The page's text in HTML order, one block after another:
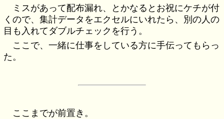
ミスがあって配布漏れ、とかなるとお祝にケチが付
くので、集計データをエクセルにいれたら、別の人の
目も入れてダブルチェックを行う。
ここで、一緒に仕事をしている方に手伝ってもらっ
た。
ここまでが前置き。